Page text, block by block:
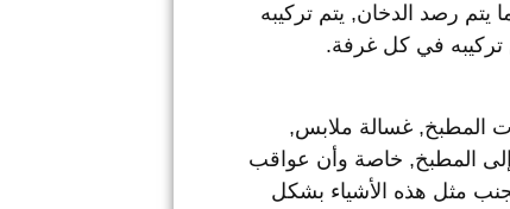
رصد الدخان, يتم تركيبه
تركيبه في كل غرفة.
المطبخ, غسالة ملابس,
المطبخ, خاصة وأن عواقب
مثل هذه الأشياء بشكل